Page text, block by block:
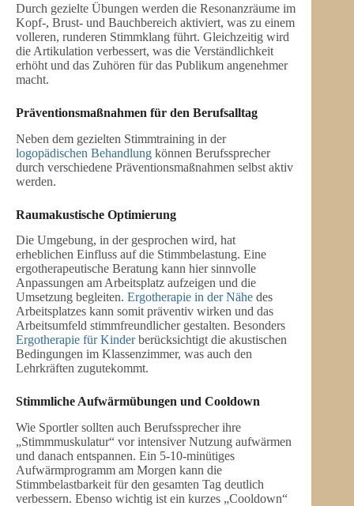
Durch gezielte Übungen werden die Resonanzräume im
Kopf-, Brust- und Bauchbereich aktiviert, was zu einem
volleren, runderen Stimmklang führt. Gleichzeitig wird
die Artikulation verbessert, was die Verständlichkeit
erhöht und das Zuhören für das Publikum angenehmer
macht.
Präventionsmaßnahmen für den Berufsalltag
Neben dem gezielten Stimmtraining in der
logopädischen Behandlung können Berufssprecher
durch verschiedene Präventionsmaßnahmen selbst aktiv
werden.
Raumakustische Optimierung
Die Umgebung, in der gesprochen wird, hat
erheblichen Einfluss auf die Stimmbelastung. Eine
ergotherapeutische Beratung kann hier sinnvolle
Anpassungen am Arbeitsplatz aufzeigen und die
Umsetzung begleiten. Ergotherapie in der Nähe des
Arbeitsplatzes kann somit präventiv wirken und das
Arbeitsumfeld stimmfreundlicher gestalten. Besonders
Ergotherapie für Kinderberücksichtigt die akustischen
Bedingungen im Klassenzimmer, was auch den
Lehrkräften zugutekommt.
Stimmliche Aufwärmübungen und Cooldown
Wie Sportler sollten auch Berufssprecher ihre
„Stimmmuskulatur“ vor intensiver Nutzung aufwärmen
und danach entspannen. Ein 5-10-minütiges
Aufwärmprogramm am Morgen kann die
Stimmbelastbarkeit für den gesamten Tag deutlich
verbessern. Ebenso wichtig ist ein kurzes „Cooldown“